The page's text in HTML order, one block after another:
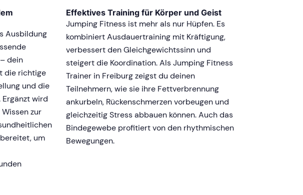
Ausbildung
dein
die richtige
und die
wird
zur
um
Effektives Training für Körper und Geist
Jumping Fitness ist mehr als nur Hüpfen. Es
kombiniert Ausdauertraining mit Kräftigung,
verbessert den Gleichgewichtssinn und
steigert die Koordination. Als Jumping Fitness
Trainer in Freiburg zeigst du deinen
Teilnehmern, wie sie ihre Fettverbrennung
ankurbeln, Rückenschmerzen vorbeugen und
gleichzeitig Stress abbauen können. Auch das
Bindegewebe profitiert von den rhythmischen
Bewegungen.